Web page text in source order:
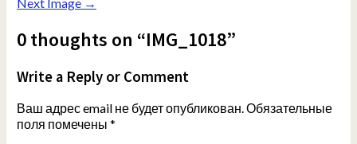
0 thoughts on “IMG_1018”
Write a Reply or Comment
Ваш адрес email не будет опубликован.Обязательные
поля помечены *